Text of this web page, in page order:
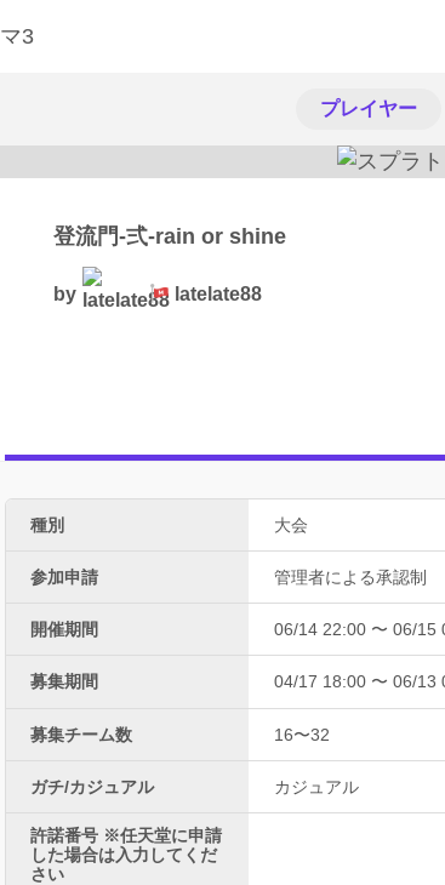
プレイヤー
登流門-弍-rain or shine
by latelate88
種別 大会
参加申請 管理者による承認制
開催期間 06/14 22:00 〜 06/15
募集期間 04/17 18:00 〜 06/13
募集チーム数 16〜32
ガチ/カジュアル カジュアル
許諾番号 ※任天堂に申請
した場合は入力してくだ
さい